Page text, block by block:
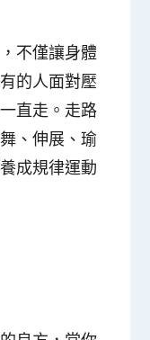
，不僅讓身體
的人面對壓
直走。走路
、伸展、瑜
成規律運動